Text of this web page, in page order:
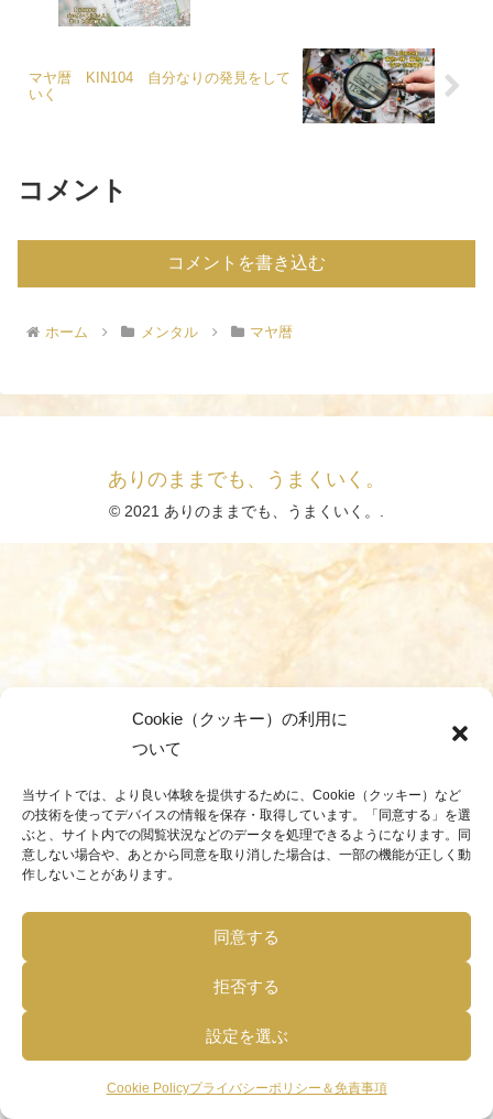
Cookie（クッキー）の利用に
ついて
当サイトでは、より良い体験を提供するために、Cookie（クッキー）など
の技術を使ってデバイスの情報を保存・取得しています。「同意する」を選
ぶと、サイト内での閲覧状況などのデータを処理できるようになります。同
意しない場合や、あとから同意を取り消した場合は、一部の機能が正しく動
作しないことがあります。
同意する
拒否する
設定を選ぶ
Cookie Policyプライバシーポリシー＆免責事項
マヤ暦 KIN104 自分なりの発見をして
いく
コメント
コメントを書き込む
ホーム メンタル マヤ暦
ありのままでも、うまくいく。
© 2021 ありのままでも、うまくいく。.